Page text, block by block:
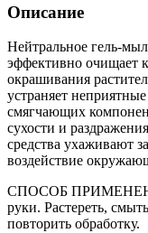
Описание
Нейтральное гель-
эффективно очищает
окрашивания
устраняет
смягчающих
сухости и
средства ухаживают
воздействие
СПОСОБ
руки. Растереть,
повторить обработку.